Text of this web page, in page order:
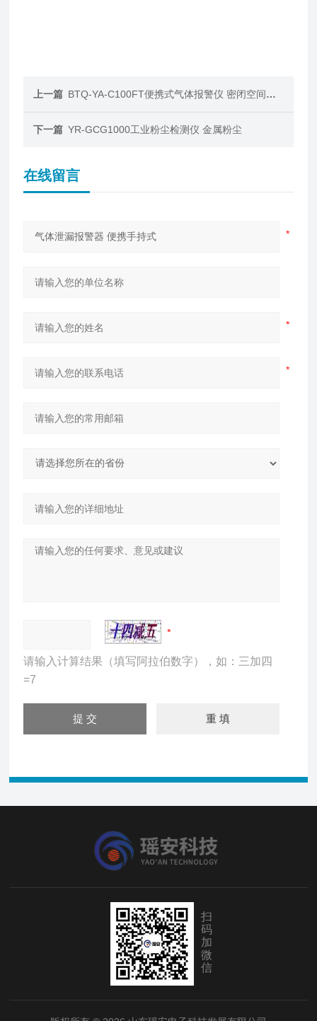
上一篇 BTQ-YA-C100FT便携式气体报警仪 密闭空间气体检测
下一篇 YR-GCG1000工业粉尘检测仪 金属粉尘
在线留言
请输入计算结果（填写阿拉伯数字），如：三加四
=7
扫
码
加
微
信